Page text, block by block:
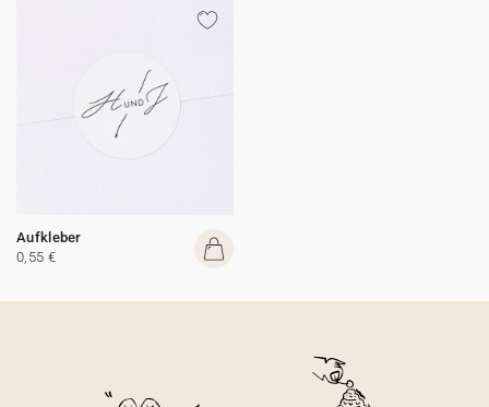
Aufkleber
0,55 €